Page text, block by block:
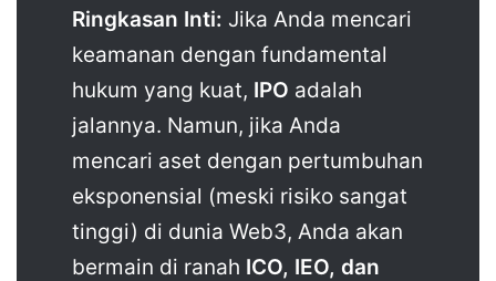
Ringkasan Inti: Jika Anda mencari
keamanan dengan fundamental
hukum yang kuat, IPO adalah
jalannya. Namun, jika Anda
mencari aset dengan pertumbuhan
eksponensial (meski risiko sangat
tinggi) di dunia Web3, Anda akan
bermain di ranah ICO, IEO, dan